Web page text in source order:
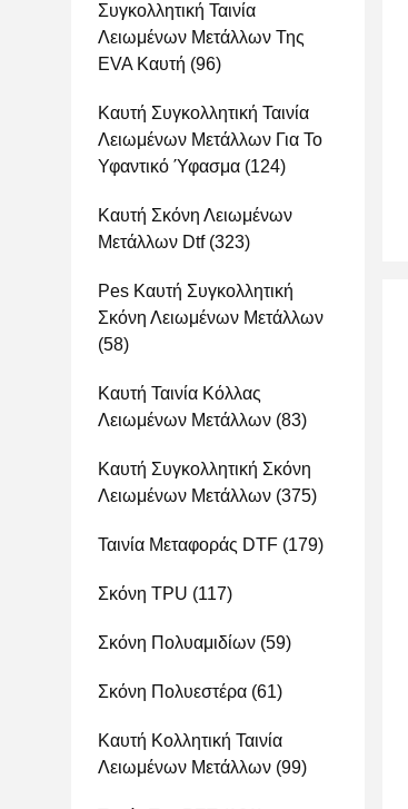
Συγκολλητική Ταινία
Λειωμένων Μετάλλων Της
EVA Καυτή (96)
Καυτή Συγκολλητική Ταινία
Λειωμένων Μετάλλων Για Το
Υφαντικό Ύφασμα (124)
Καυτή Σκόνη Λειωμένων
Μετάλλων Dtf(323)
Pes Καυτή Συγκολλητική
Σκόνη Λειωμένων Μετάλλων
(58)
Καυτή Ταινία Κόλλας
Λειωμένων Μετάλλων (83)
Καυτή Συγκολλητική Σκόνη
Λειωμένων Μετάλλων (375)
Ταινία Μεταφοράς DTF (179)
Σκόνη TPU (117)
Σκόνη Πολυαμιδίων (59)
Σκόνη Πολυεστέρα (61)
Καυτή Κολλητική Ταινία
Λειωμένων Μετάλλων (99)